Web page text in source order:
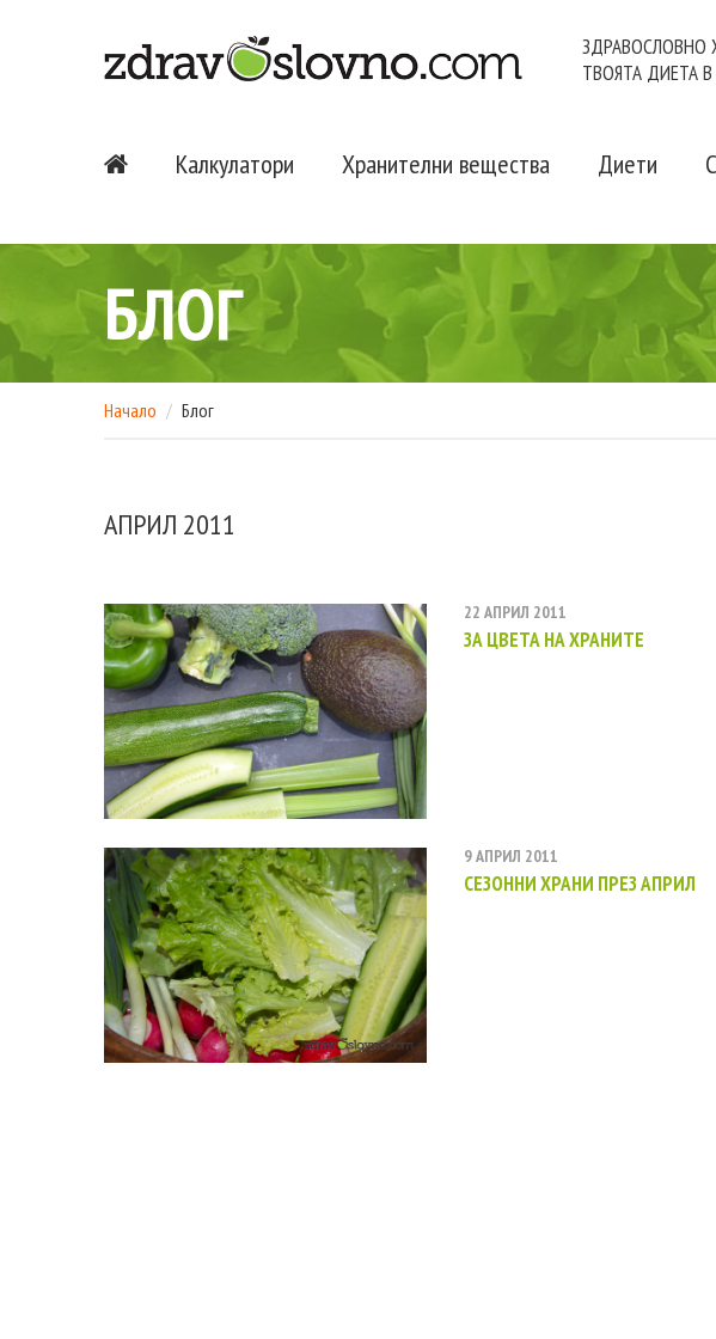
ЗДРАВОСЛОВНО
ТВОЯТА ДИЕТА
Калкулатори Хранителни вещества Диети
БЛОГ
Начало Блог
АПРИЛ 2011
22 АПРИЛ 2011
ЗА ЦВЕТА НА ХРАНИТЕ
9 АПРИЛ 2011
СЕЗОННИ ХРАНИ ПРЕЗ АПРИЛ